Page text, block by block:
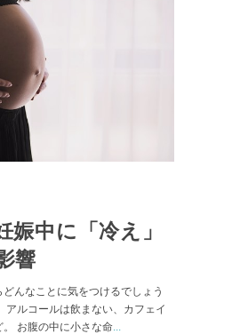
娠中に「冷え」
響
んなことに気をつけるでしょう
アルコールは飲まない、カフェイ
お腹の中に小さな命...